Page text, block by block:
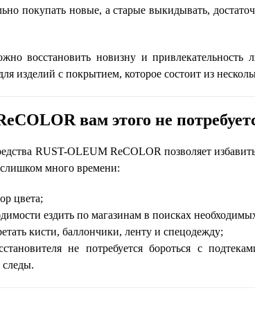
покупать новые, а старые выкидывать,
восстановить новизну и привлекательность
изделий с покрытием, которое состоит из
вам этого не
RUST-OLEUM ReCOLOR позволяет
слишком много времени:
цвета;
ездить по магазинам в поисках
кисти, баллончики, ленту и спецодежду;
не потребуется бороться с
следы.